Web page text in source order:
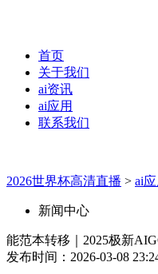
首页
关于我们
ai资讯
ai应用
联系我们
2026世界杯高清直播 > ai应
新闻中心
能范本转移｜2025极新
发布时间：2026-03-08